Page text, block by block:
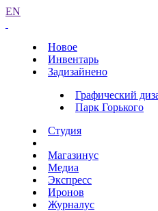
EN
Новое
Инвентарь
Задизайнено
Графический
Парк Горького
Студия
Магазинус
Медиа
Экспресс
Иронов
Журналус